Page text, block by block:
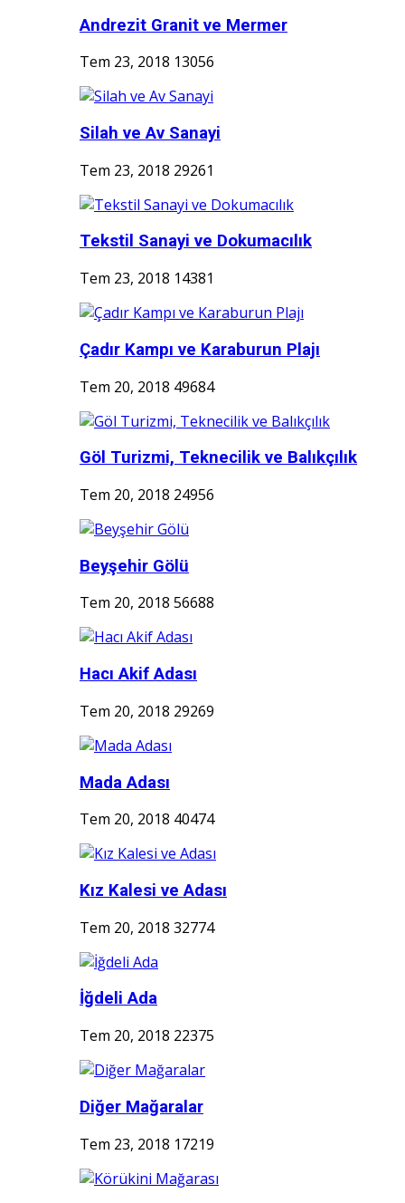
Andrezit Granit ve Mermer
Tem 23, 2018 13056
Silah ve Av Sanayi
Tem 23, 2018 29261
Tekstil Sanayi ve Dokumacılık
Tem 23, 2018 14381
Çadır Kampı ve Karaburun Plajı
Tem 20, 2018 49684
Göl Turizmi, Teknecilik ve Balıkçılık
Tem 20, 2018 24956
Beyşehir Gölü
Tem 20, 2018 56688
Hacı Akif Adası
Tem 20, 2018 29269
Mada Adası
Tem 20, 2018 40474
Kız Kalesi ve Adası
Tem 20, 2018 32774
İğdeli Ada
Tem 20, 2018 22375
Diğer Mağaralar
Tem 23, 2018 17219